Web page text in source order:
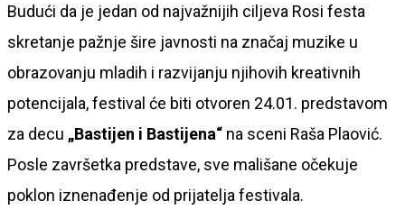
Budući da je jedan od najvažnijih ciljeva Rosi festa
skretanje pažnje šire javnosti na značaj muzike u
obrazovanju mladih i razvijanju njihovih kreativnih
potencijala, festival će biti otvoren 24.01. predstavom
za decu „Bastijen i Bastijena“ na sceni Raša Plaović.
Posle završetka predstave, sve mališane očekuje
poklon iznenađenje od prijatelja festivala.